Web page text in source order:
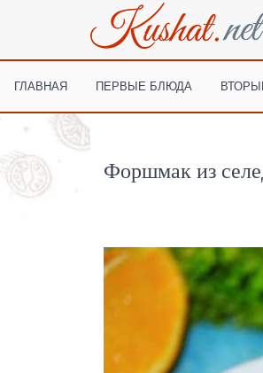
ГЛАВНАЯ ПЕРВЫЕ БЛЮДА
Форшмак из